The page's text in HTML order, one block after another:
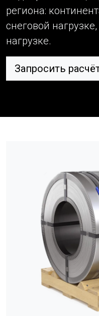
региона:
снеговой
нагрузке.
Запросить